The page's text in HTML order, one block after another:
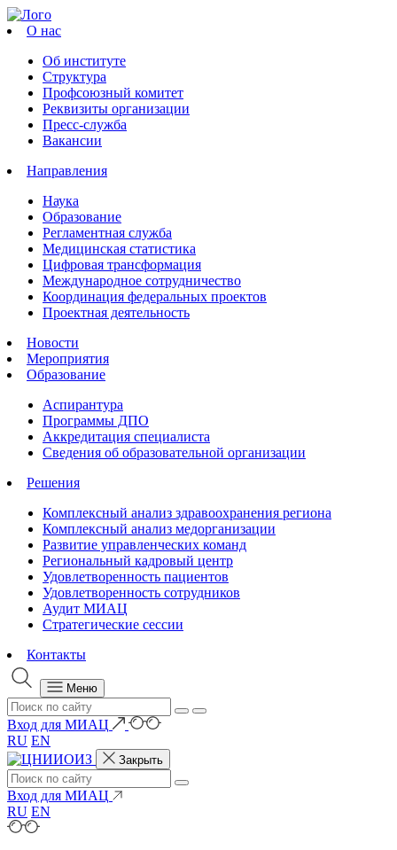
О нас
Об институте
Структура
Профсоюзный комитет
Реквизиты организации
Пресс-служба
Вакансии
Направления
Наука
Образование
Регламентная служба
Медицинская статистика
Цифровая трансформация
Международное сотрудничество
Координация федеральных проектов
Проектная деятельность
Новости
Мероприятия
Образование
Аспирантура
Программы ДПО
Аккредитация специалиста
Сведения об образовательной организации
Решения
Комплексный анализ здравоохранения региона
Комплексный анализ медорганизации
Развитие управленческих команд
Региональный кадровый центр
Удовлетворенность пациентов
Удовлетворенность сотрудников
Аудит МИАЦ
Стратегические сессии
Контакты
Меню
Вход для МИАЦ
RU EN
Закрыть
Вход для МИАЦ
RU EN